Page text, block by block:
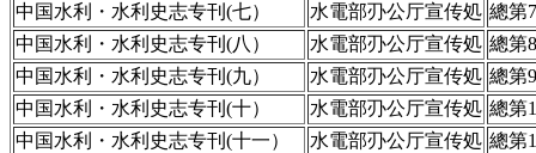
中国水利・水利史志专刊(七）
水電部刅公厅宣传処 總第
中国水利・水利史志专刊(八）
水電部刅公厅宣传処 總第
中国水利・水利史志专刊(九）
水電部刅公厅宣传処 總第
中国水利・水利史志专刊(十）
水電部刅公厅宣传処 總第
中国水利・水利史志专刊(十一）
水電部刅公厅宣传処 總第